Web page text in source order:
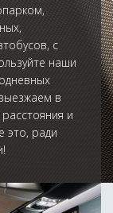
с
наши
в
и
это, ради